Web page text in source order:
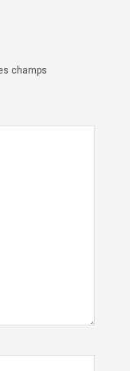
champs